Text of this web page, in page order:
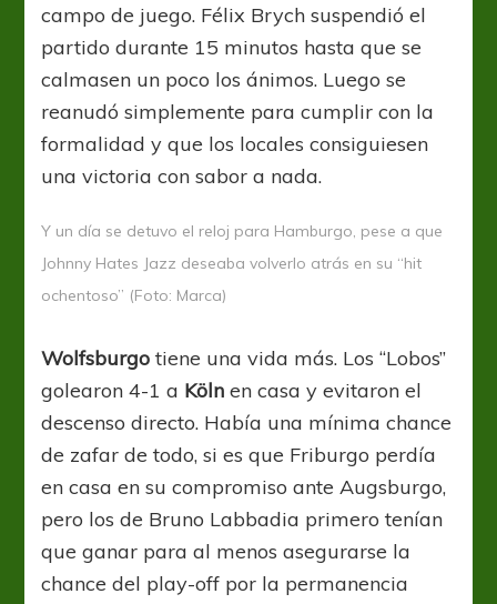
campo de juego. Félix Brych suspendió el
partido durante 15 minutos hasta que se
calmasen un poco los ánimos. Luego se
reanudó simplemente para cumplir con la
formalidad y que los locales consiguiesen
una victoria con sabor a nada.
Y un día se detuvo el reloj para Hamburgo, pese a que
Johnny Hates Jazz deseaba volverlo atrás en su “hit
ochentoso” (Foto: Marca)
Wolfsburgo tiene una vida más. Los “Lobos”
golearon 4-1 a Köln en casa y evitaron el
descenso directo. Había una mínima chance
de zafar de todo, si es que Friburgo perdía
en casa en su compromiso ante Augsburgo,
pero los de Bruno Labbadia primero tenían
que ganar para al menos asegurarse la
chance del play-off por la permanencia